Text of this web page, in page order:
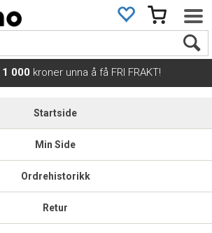
1 000 kroner unna å få FRI FRAKT!
Startside
Min Side
Ordrehistorikk
Retur